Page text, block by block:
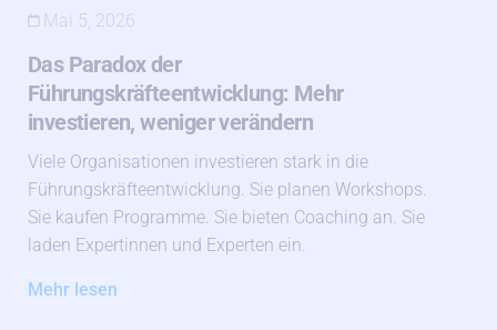
Mai 5, 2026
Das Paradox der
Führungskräfteentwicklung: Mehr
investieren, weniger verändern
Viele Organisationen investieren stark in die
Führungskräfteentwicklung. Sie planen Workshops.
Sie kaufen Programme. Sie bieten Coaching an. Sie
laden Expertinnen und Experten ein.
Mehr lesen